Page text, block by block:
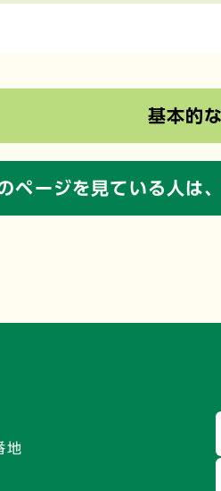
基本的
ページを見ている人は、
地